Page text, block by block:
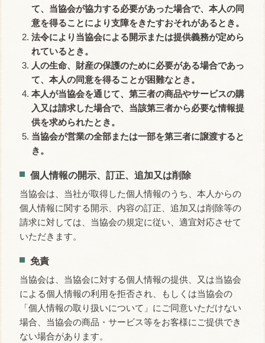
て、当協会が協力する必要があった場合で、本人の同
意を得ることにより支障をきたすおそれがあるとき。
法令により当協会による開示または提供義務が定めら
れているとき。
人の生命、財産の保護のために必要がある場合であっ
て、本人の同意を得ることが困難なとき。
本人が当協会を通じて、第三者の商品やサービスの購
入又は請求した場合で、当該第三者から必要な情報提
供を求められたとき。
当協会が営業の全部または一部を第三者に譲渡すると
き。
個人情報の開示、訂正、追加又は削除
当協会は、当社が取得した個人情報のうち、本人からの
個人情報に関する開示、内容の訂正、追加又は削除等の
請求に対しては、当協会の規定に従い、適宜対応させて
いただきます。
免責
当協会は、当協会に対する個人情報の提供、又は当協会
による個人情報の利用を拒否され、もしくは当協会の
「個人情報の取り扱いについて」にご同意いただけない
場合、当協会の商品・サービス等をお客様にご提供でき
ない場合があります。